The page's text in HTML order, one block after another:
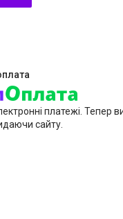
платежі. Тепер
сайту.